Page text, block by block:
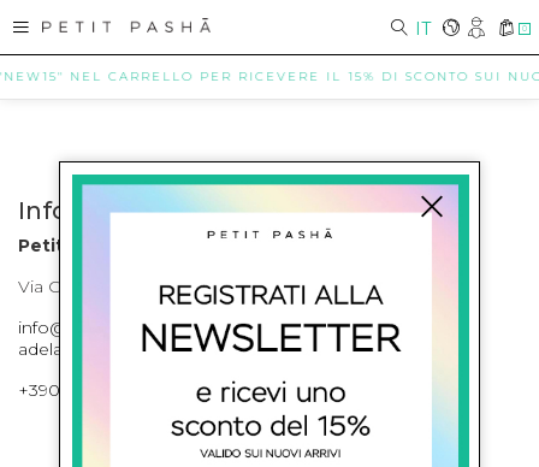
IT 0
NEL CARRELLO PER RICEVERE IL 15% DI SCONTO SUI
Info contatti
Petit Pasha
Via Cilea, 255 Napoli Corso Umberto I 301 Napoli
info@petitpasha.com, petitpasha@hotmail.it,
adelaide.petitpasha@hotmail.com
+39081643421 , +390812351280